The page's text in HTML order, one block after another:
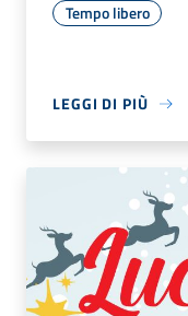
Tempo libero
LEGGI DI PIÙ